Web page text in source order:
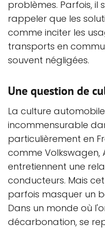
problèmes. Parfois, il
rappeler que les
comme inciter les
transports en
souvent négligées.
Une question de
La culture
incommensurable
particulièrement en
comme Volkswagen,
entretiennent une
conducteurs. Mais
parfois masquer un
Dans un monde où
décarbonation, se